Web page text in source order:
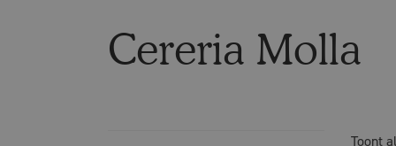
Cereria Molla
Toont